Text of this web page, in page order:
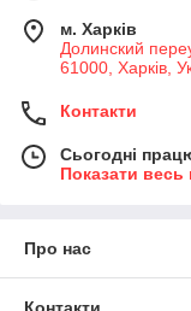
м. Харків
Долинский
61000, Харків,
Контакти
Сьогодні
Показати весь
Про нас